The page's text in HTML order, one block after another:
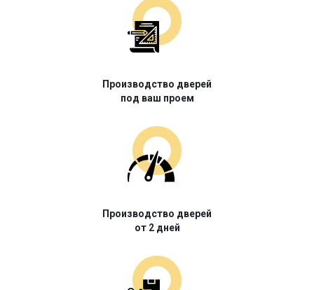
Производство дверей
под ваш проем
Производство дверей
от 2 дней